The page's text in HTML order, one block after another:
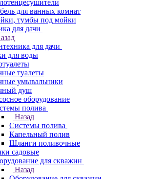
для ванных комнат
тумбы под мойки
для дачи
для дачи
для воды
туалеты
умывальники
душ
оборудование
полива
Назад
Системы полива
Капельный полив
Шланги поливочные
садовые
для скважин
Назад